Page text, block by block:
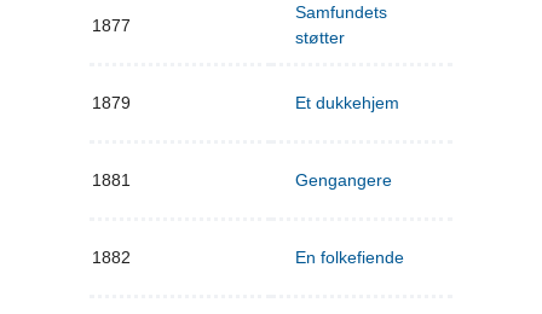
1877
Samfundets
støtter
1879 Et dukkehjem
1881 Gengangere
1882 En folkefiende